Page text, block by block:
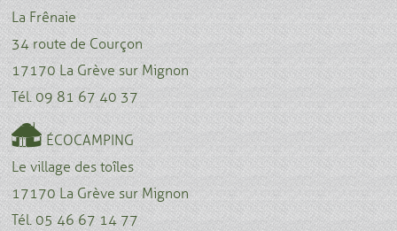
La Frênaie
34 route de Courçon
17170 La Grève sur Mignon
Tél. 09 81 67 40 37
ÉCOCAMPING
Le village des toîles
17170 La Grève sur Mignon
Tél. 05 46 67 14 77